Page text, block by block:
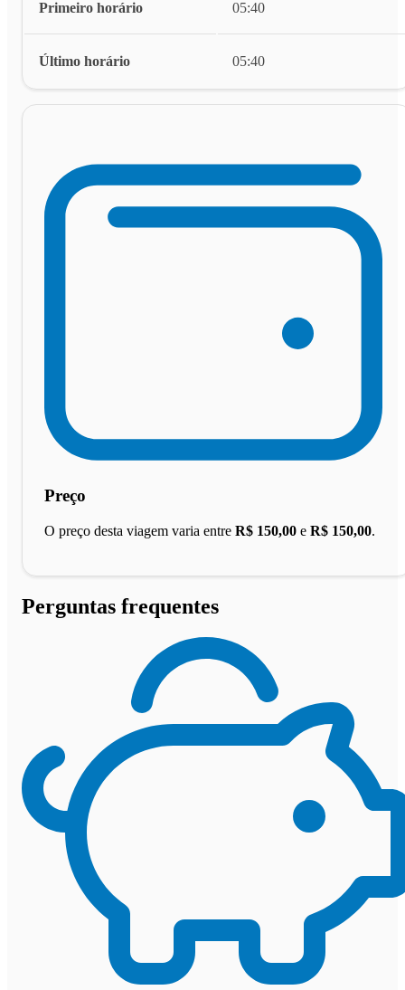
Primeiro horário 05:40
Último horário 05:40
Preço
O preço desta viagem varia entre R$ 150,00 e R$ 150,00.
Perguntas frequentes